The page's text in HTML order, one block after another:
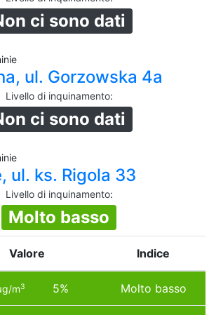
ci sono dati
ul. Gorzowska 4a
Livello di inquinamento:
ci sono dati
ul. ks. Rigola 33
Livello di inquinamento:
Molto basso
Valore Indice
m3 5% Molto basso